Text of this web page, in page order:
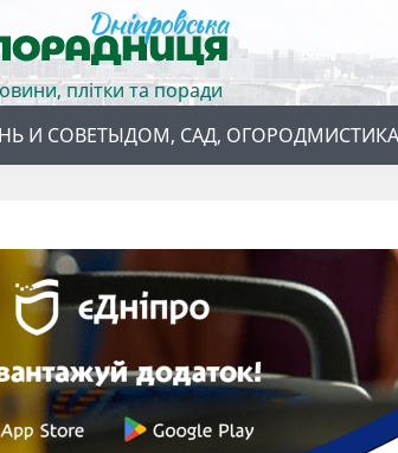
плітки та поради
И СОВЕТЫДОМ, САД, ОГОРОДМИСТИКА